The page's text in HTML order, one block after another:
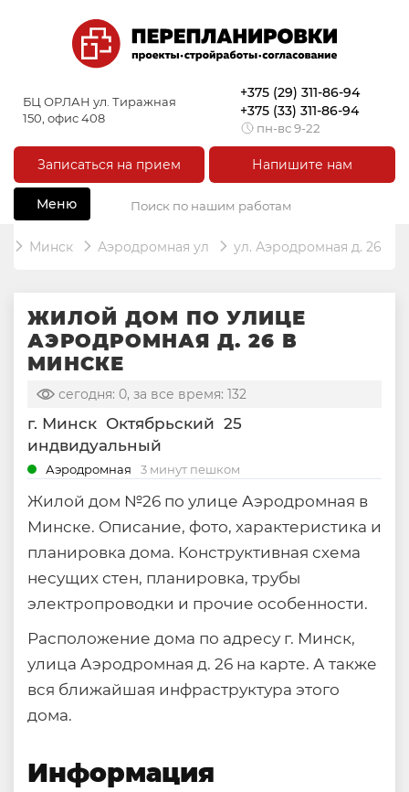
БЦ ОРЛАН ул. Тиражная
150, офис 408
+375 (29) 311-86-94
+375 (33) 311-86-94
пн-вс 9-22
Записаться на прием Напишите нам
Меню
Минск Аэродромная ул ул. Аэродромная д. 26
ЖИЛОЙ ДОМ ПО УЛИЦЕ
АЭРОДРОМНАЯ Д. 26 В
МИНСКЕ
сегодня: 0, за все время: 132
г. Минск Октябрьский 25
индвидуальный
Аэродромная 3 минут пешком
Жилой дом №26 по улице Аэродромная в
Минске. Описание, фото, характеристика и
планировка дома. Конструктивная схема
несущих стен, планировка, трубы
электропроводки и прочие особенности.
Расположение дома по адресу г. Минск,
улица Аэродромная д. 26 на карте. А также
вся ближайшая инфраструктура этого
дома.
Информация